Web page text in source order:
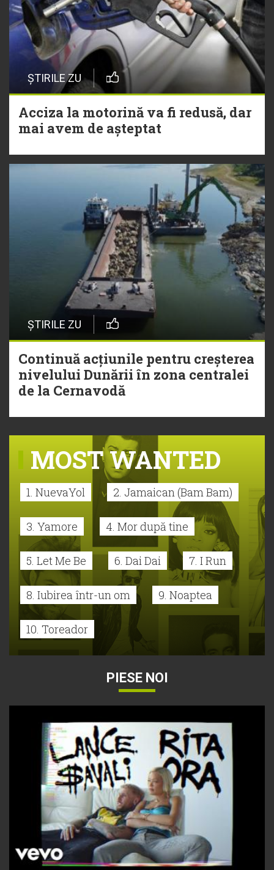
ȘTIRILE ZU
Acciza la motorină va fi redusă, dar
mai avem de așteptat
ȘTIRILE ZU
Continuă acțiunile pentru creșterea
nivelului Dunării în zona centralei
de la Cernavodă
MOST WANTED
1. NuevaYol 2. Jamaican (Bam Bam)
3. Yamore 4. Mor după tine
5. Let Me Be 6. Dai Dai 7. I Run
8. Iubirea într-un om 9. Noaptea
10. Toreador
PIESE NOI